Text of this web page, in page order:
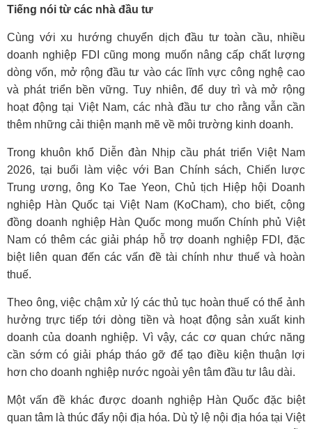
Tiếng nói từ các nhà đầu tư
Cùng với xu hướng chuyển dịch đầu tư toàn cầu, nhiều
doanh nghiệp FDI cũng mong muốn nâng cấp chất lượng
dòng vốn, mở rộng đầu tư vào các lĩnh vực công nghệ cao
và phát triển bền vững. Tuy nhiên, để duy trì và mở rộng
hoạt động tại Việt Nam, các nhà đầu tư cho rằng vẫn cần
thêm những cải thiện mạnh mẽ về môi trường kinh doanh.
Trong khuôn khổ Diễn đàn Nhịp cầu phát triển Việt Nam
2026, tại buổi làm việc với Ban Chính sách, Chiến lược
Trung ương, ông Ko Tae Yeon, Chủ tịch Hiệp hội Doanh
nghiệp Hàn Quốc tại Việt Nam (KoCham), cho biết, cộng
đồng doanh nghiệp Hàn Quốc mong muốn Chính phủ Việt
Nam có thêm các giải pháp hỗ trợ doanh nghiệp FDI, đặc
biệt liên quan đến các vấn đề tài chính như thuế và hoàn
thuế.
Theo ông, việc chậm xử lý các thủ tục hoàn thuế có thể ảnh
hưởng trực tiếp tới dòng tiền và hoạt động sản xuất kinh
doanh của doanh nghiệp. Vì vậy, các cơ quan chức năng
cần sớm có giải pháp tháo gỡ để tạo điều kiện thuận lợi
hơn cho doanh nghiệp nước ngoài yên tâm đầu tư lâu dài.
Một vấn đề khác được doanh nghiệp Hàn Quốc đặc biệt
quan tâm là thúc đẩy nội địa hóa. Dù tỷ lệ nội địa hóa tại Việt